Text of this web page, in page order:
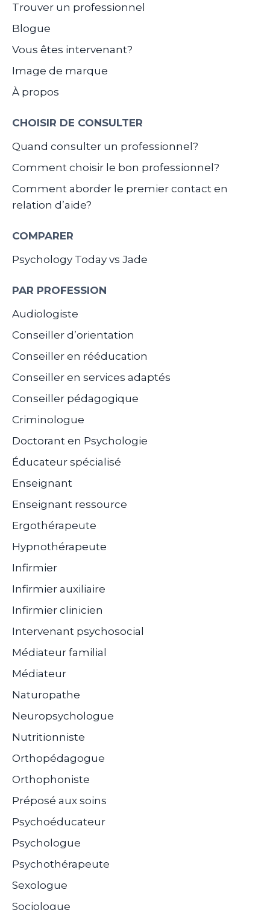
Trouver un professionnel
Blogue
Vous êtes intervenant?
Image de marque
À propos
CHOISIR DE CONSULTER
Quand consulter un professionnel?
Comment choisir le bon professionnel?
Comment aborder le premier contact en
relation d’aide?
COMPARER
Psychology Today vs Jade
PAR PROFESSION
Audiologiste
Conseiller d’orientation
Conseiller en rééducation
Conseiller en services adaptés
Conseiller pédagogique
Criminologue
Doctorant en Psychologie
Éducateur spécialisé
Enseignant
Enseignant ressource
Ergothérapeute
Hypnothérapeute
Infirmier
Infirmier auxiliaire
Infirmier clinicien
Intervenant psychosocial
Médiateur familial
Médiateur
Naturopathe
Neuropsychologue
Nutritionniste
Orthopédagogue
Orthophoniste
Préposé aux soins
Psychoéducateur
Psychologue
Psychothérapeute
Sexologue
Sociologue